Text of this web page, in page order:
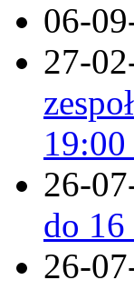
06-
27-
26-
do 16
26-